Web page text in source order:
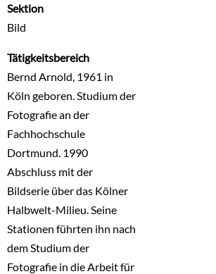
Sektion
Bild
Tätigkeitsbereich
Bernd Arnold, 1961 in
Köln geboren. Studium der
Fotografie an der
Fachhochschule
Dortmund. 1990
Abschluss mit der
Bildserie über das Kölner
Halbwelt-Milieu. Seine
Stationen führten ihn nach
dem Studium der
Fotografie in die Arbeit für